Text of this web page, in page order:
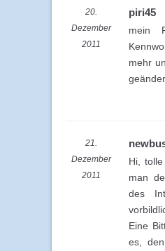
20.
Dezember
2011
piri45
mein
mehr
21.
Dezember
2011
Hi,
man
des
Eine
es,